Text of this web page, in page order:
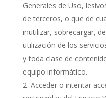
Generales de Uso,
de terceros, o que de
inutilizar, sobrecargar,
utilización de los
y toda clase de
equipo informático.
Acceder o intentar